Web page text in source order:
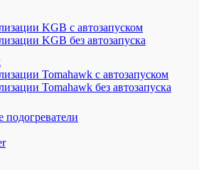
KGB с автозапуском
KGB без автозапуска
Tomahawk с автозапуском
Tomahawk без автозапуска
подогреватели